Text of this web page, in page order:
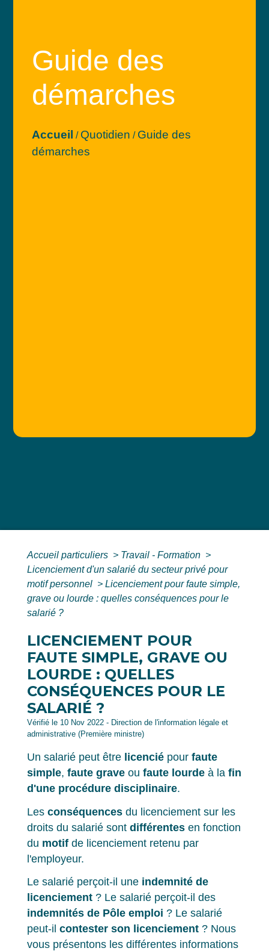
Guide des
démarches
Accueil / Quotidien / Guide des
démarches
Accueil particuliers > Travail - Formation >
Licenciement d'un salarié du secteur privé pour
motif personnel > Licenciement pour faute simple,
grave ou lourde : quelles conséquences pour le
salarié ?
LICENCIEMENT POUR
FAUTE SIMPLE, GRAVE OU
LOURDE : QUELLES
CONSÉQUENCES POUR LE
SALARIÉ ?
Vérifié le 10 Nov 2022 - Direction de l'information légale et
administrative (Première ministre)
Un salarié peut être licencié pour faute
simple, faute grave ou faute lourde à la fin
d'une procédure disciplinaire.
Les conséquences du licenciement sur les
droits du salarié sont différentes en fonction
du motif de licenciement retenu par
l'employeur.
Le salarié perçoit-il une indemnité de
licenciement ? Le salarié perçoit-il des
indemnités de Pôle emploi ? Le salarié
peut-il contester son licenciement ? Nous
vous présentons les différentes informations